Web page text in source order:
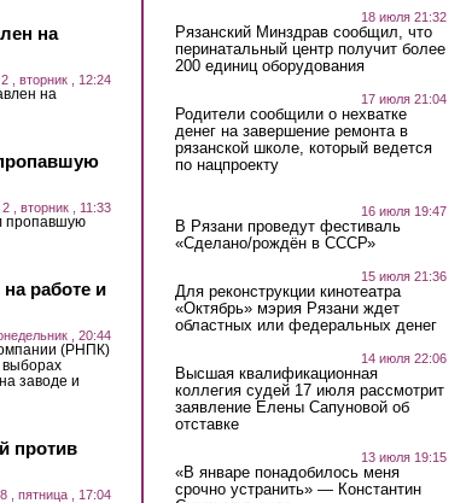
на
, вторник , 12:24
на
, вторник , 11:33
пропавшую
работе и
, 20:44
(РНПК)
выборах
заводе и
против
, пятница , 17:04
18 июля 21:32
Рязанский Минздрав сообщил, что
перинатальный центр получит более
200 единиц оборудования
17 июля 21:04
Родители сообщили о нехватке
денег на завершение ремонта в
рязанской школе, который ведется
по нацпроекту
16 июля 19:47
В Рязани проведут фестиваль
«Сделано/рождён в СССР»
15 июля 21:36
Для реконструкции кинотеатра
«Октябрь» мэрия Рязани ждет
областных или федеральных денег
14 июля 22:06
Высшая квалификационная
коллегия судей 17 июля рассмотрит
заявление Елены Сапуновой об
отставке
13 июля 19:15
«В январе понадобилось меня
срочно устранить» — Константин